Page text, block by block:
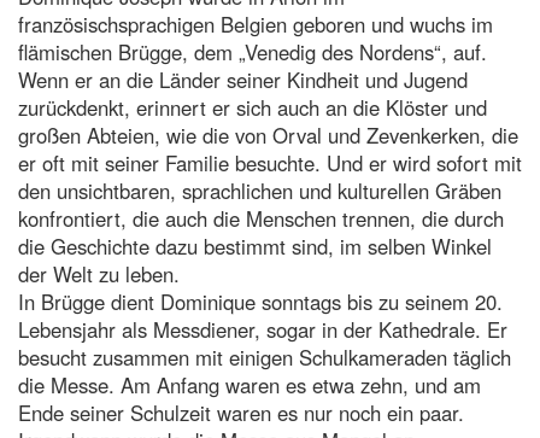
französischsprachigen Belgien geboren und wuchs im
flämischen Brügge, dem „Venedig des Nordens“, auf.
Wenn er an die Länder seiner Kindheit und Jugend
zurückdenkt, erinnert er sich auch an die Klöster und
großen Abteien, wie die von Orval und Zevenkerken, die
er oft mit seiner Familie besuchte. Und er wird sofort mit
den unsichtbaren, sprachlichen und kulturellen Gräben
konfrontiert, die auch die Menschen trennen, die durch
die Geschichte dazu bestimmt sind, im selben Winkel
der Welt zu leben.
In Brügge dient Dominique sonntags bis zu seinem 20.
Lebensjahr als Messdiener, sogar in der Kathedrale. Er
besucht zusammen mit einigen Schulkameraden täglich
die Messe. Am Anfang waren es etwa zehn, und am
Ende seiner Schulzeit waren es nur noch ein paar.